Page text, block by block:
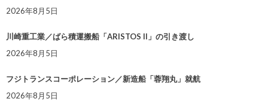
2026年8月5日
川崎重工業／ばら積運搬船「ARISTOS II」の引き渡し
2026年8月5日
フジトランスコーポレーション／新造船「蓉翔丸」就航
2026年8月5日